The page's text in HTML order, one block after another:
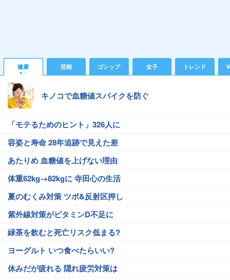
健康 芸能 ゴシップ 女子 トレンド
キノコで血糖値スパイクを防ぐ
「モテるためのヒント」326人に
容姿と寿命 28年追跡で見えた差
あたりめ 血糖値を上げない理由
体重62kg→82kgに 寺田心の生活
夏のむくみ対策 ツボ&反射区押し
紫外線対策がビタミンD不足に
緑茶を飲むと死亡リスク低まる?
ヨーグルト いつ食べたらいい?
休みだが疲れる 隠れ疲労対策は